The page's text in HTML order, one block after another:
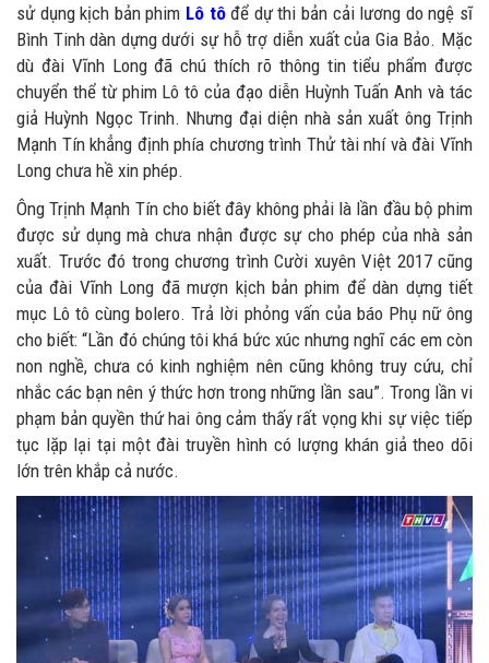
sử dụng kịch bản phim Lô tôđể dự thi bản cải lương do ngệ sĩ
Bình Tinh dàn dựng dưới sự hỗ trợ diễn xuất của Gia Bảo. Mặc
dù đài Vĩnh Long đã chú thích rõ thông tin tiểu phẩm được
chuyển thể từ phim Lô tô của đạo diễn Huỳnh Tuấn Anh và tác
giả Huỳnh Ngọc Trinh. Nhưng đại diện nhà sản xuất ông Trịnh
Mạnh Tín khẳng định phía chương trình Thử tài nhí và đài Vĩnh
Long chưa hề xin phép.
Ông Trịnh Mạnh Tín cho biết đây không phải là lần đầu bộ phim
được sử dụng mà chưa nhận được sự cho phép của nhà sản
xuất. Trước đó trong chương trình Cười xuyên Việt 2017 cũng
của đài Vĩnh Long đã mượn kịch bản phim để dàn dựng tiết
mục Lô tô cùng bolero. Trả lời phỏng vấn của báo Phụ nữ ông
cho biết: “Lần đó chúng tôi khá bức xúc nhưng nghĩ các em còn
non nghề, chưa có kinh nghiệm nên cũng không truy cứu, chỉ
nhắc các bạn nên ý thức hơn trong những lần sau”. Trong lần vi
phạm bản quyền thứ hai ông cảm thấy rất vọng khi sự việc tiếp
tục lặp lại tại một đài truyền hình có lượng khán giả theo dõi
lớn trên khắp cả nước.